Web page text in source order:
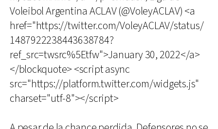
Voleibol Argentina ACLAV (@VoleyACLAV) <a
href="https://twitter.com/VoleyACLAV/status/
1487922238443638784?
ref_src=twsrc%5Etfw">January 30, 2022</a>
</blockquote> <script async
src="https://platform.twitter.com/widgets.js"
charset="utf-8"></script>